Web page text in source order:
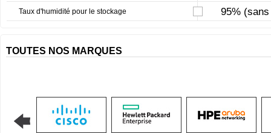
Taux d'humidité pour le stockage 95%
TOUTES NOS MARQUES